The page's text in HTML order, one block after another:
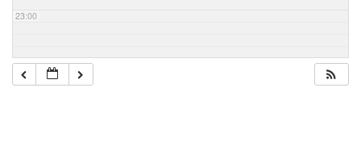
23:00